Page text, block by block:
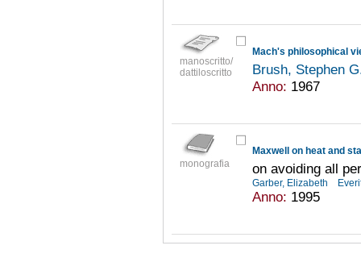
manoscritto/
dattiloscritto
Brush, Stephen
Anno: 1967
monografia
Maxwell on heat and
on avoiding all
Garber, Elizabeth
Anno: 1995